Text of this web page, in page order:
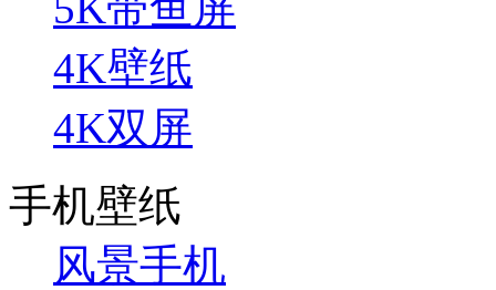
4K壁纸
4K双屏
手机壁纸
风景手机